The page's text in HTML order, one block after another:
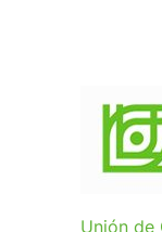
Unión de